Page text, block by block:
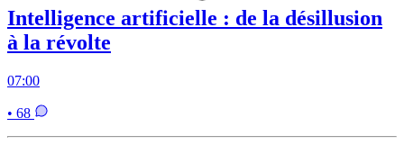
Intelligence artificielle : de la désillusion
à la révolte
07:00
• 68